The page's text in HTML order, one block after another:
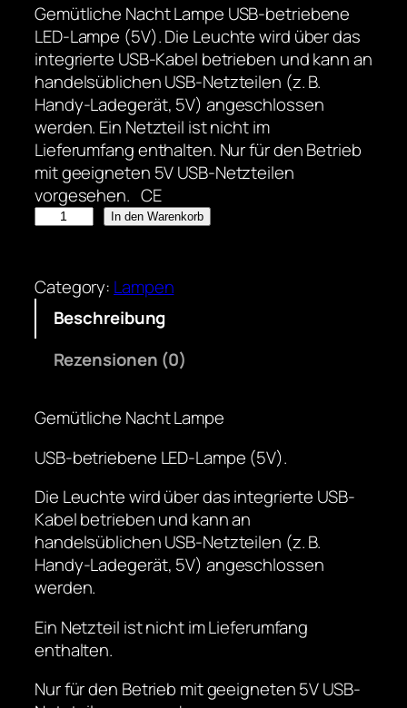
s
p
r
ü
n
g
l
i
c
h
P
r
i
a
r
:
3
0
,
0
€
t
u
e
l
l
e
r
P
r
e
i
s
t
:
,
0
0
€
.
Gemütliche Nacht Lampe USB-betriebene
LED-Lampe (5V). Die Leuchte wird über das
integrierte USB-Kabel betrieben und kann an
handelsüblichen USB-Netzteilen (z. B.
Handy-Ladegerät, 5V) angeschlossen
werden. Ein Netzteil ist nicht im
Lieferumfang enthalten. Nur für den Betrieb
mit geeigneten 5V USB-Netzteilen
vorgesehen. CE
s
p
U
S
B
p
o
w
r
e
N
In den Warenkorb
Category: Lampen
Beschreibung
Rezensionen (0)
Gemütliche Nacht Lampe
USB-betriebene LED-Lampe (5V).
Die Leuchte wird über das integrierte USB-
Kabel betrieben und kann an
handelsüblichen USB-Netzteilen (z. B.
Handy-Ladegerät, 5V) angeschlossen
werden.
Ein Netzteil ist nicht im Lieferumfang
enthalten.
Nur für den Betrieb mit geeigneten 5V USB-